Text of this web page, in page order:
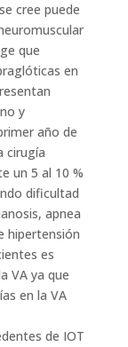
cree puede
que
en
y
año de
cirugía
un 5 al 10 %
dificultad
apnea
hipertensión
es
VA ya que
en la VA
de IOT